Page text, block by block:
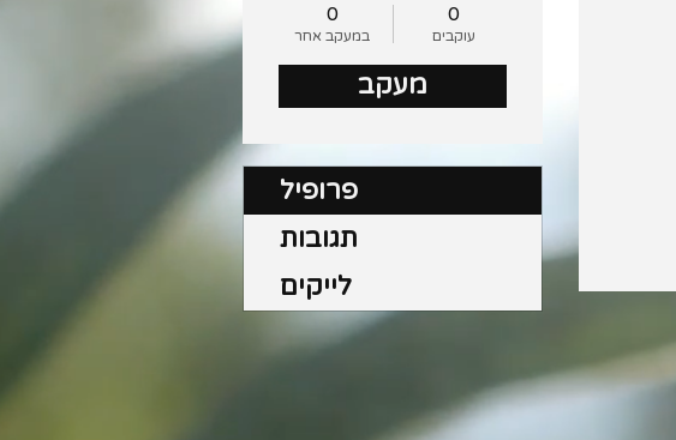
0
עוקבים
0
במעקב אחר
מעקב
פרופיל
תגובות
לייקים